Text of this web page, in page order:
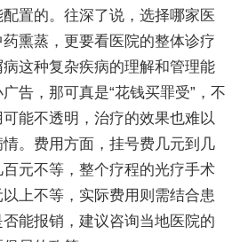
置的。往深了说，选择哪家医
熏蒸，更要看医院的整体诊疗
这种复杂疾病的理解和管理能
告，那可真是“花钱买罪受”，不
能不透明，治疗的效果也难以
。费用方面，挂号费几元到几
元不等，整个疗程的光疗手术
上不等，实际费用则需结合患
能报销，建议咨询当地医院的